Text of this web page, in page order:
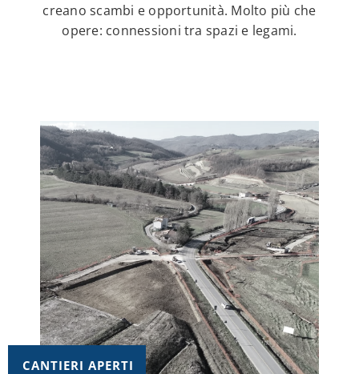
creano scambi e opportunità. Molto più che
opere: connessioni tra spazi e legami.
CANTIERI APERTI